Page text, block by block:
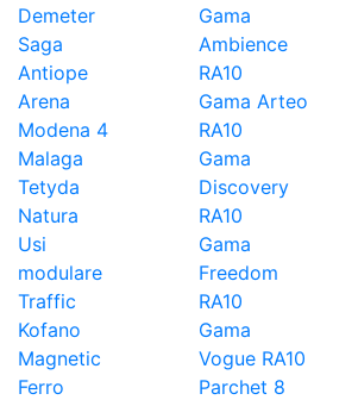
Demeter
Saga
Antiope
Arena
Modena 4
Malaga
Tetyda
Natura
Usi
modulare
Traffic
Kofano
Magnetic
Ferro
Gama
Ambience
RA10
Gama Arteo
RA10
Gama
Discovery
RA10
Gama
Freedom
RA10
Gama
Vogue RA10
Parchet 8